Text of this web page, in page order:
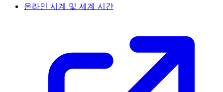
온라인 시계 및 세계 시간